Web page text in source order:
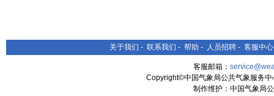
关于我们 - 联系我们 - 帮助 - 人员招聘 - 客服中心
客服邮箱：
Copyright©中国气象局公共气象服务
制作维护：中国气象局